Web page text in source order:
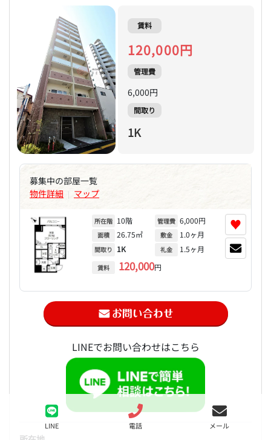
LINE 電話 メール
賃料
120,000円
管理費
6,000円
間取り
1K
募集中の部屋一覧
物件詳細 | マップ
所在階 10階
面積 26.75㎡
間取り 1K
賃料 120,000円
管理費 6,000円
敷金 1.0ヶ月
礼金 1.5ヶ月
♥
LINEでお問い合わせはこちら